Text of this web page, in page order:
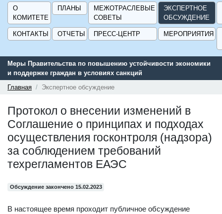
О
КОМИТЕТЕ
ПЛАНЫ
МЕЖОТРАСЛЕВЫЕ
СОВЕТЫ
ЭКСПЕРТНОЕ
ОБСУЖДЕНИЕ
КОНТАКТЫ ОТЧЕТЫ ПРЕСС-ЦЕНТР МЕРОПРИЯТИЯ
Меры Правительства по повышению устойчивости экономики
и поддержке граждан в условиях санкций
Главная
Экспертное обсуждение
Протокол о внесении изменений в
Соглашение о принципах и подходах
осуществления госконтроля (надзора)
за соблюдением требований
техрегламентов ЕАЭС
Обсуждение закончено 15.02.2023
В настоящее время проходит публичное обсуждение